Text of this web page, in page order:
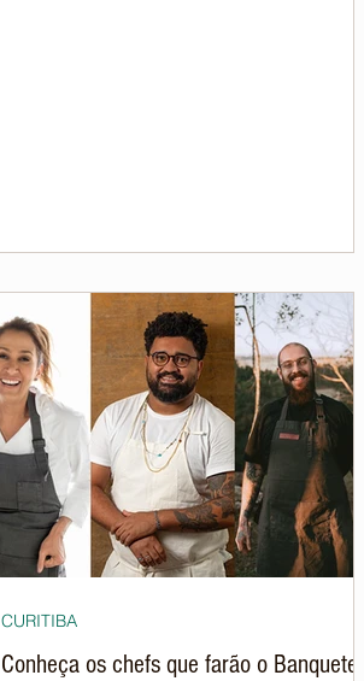
Conheça os chefs que farão o Banquete
CURITIBA